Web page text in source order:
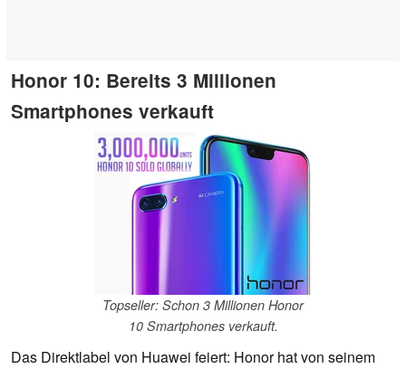
Honor 10: Bereits 3 Millionen
Smartphones verkauft
Topseller: Schon 3 Millionen Honor
10 Smartphones verkauft.
Das Direktlabel von Huawei feiert: Honor hat von seinem